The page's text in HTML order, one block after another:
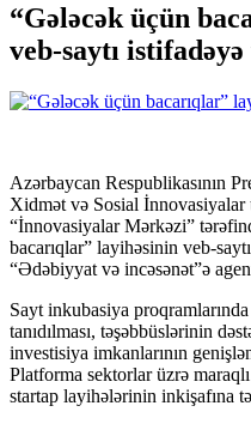
“Gələcək üçün
veb-saytı
Azərbaycan Respublikasının
Xidmət və Sosial
“İnnovasiyalar Mərkəzi”
bacarıqlar” layihəsinin veb-
“Ədəbiyyat və incəsənət”ə
Sayt inkubasiya
tanıdılması, təşəbbüslərinin
investisiya imkanlarının
Platforma sektorlar üzrə
startap layihələrinin inkişafına